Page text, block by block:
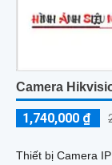
Camera
1,740,000 ₫
Thiết bị Camera